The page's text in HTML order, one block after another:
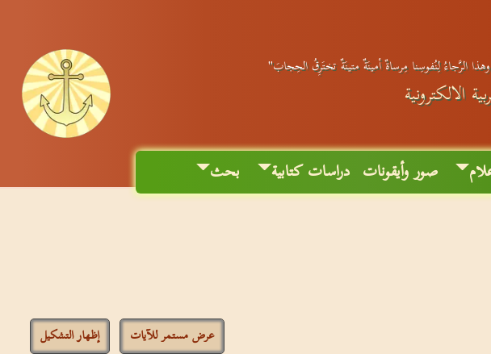
الرَّجاءُ لِنُفوسِنا مِرساةٌ أمينَةٌ متينَةٌ تختَرِقُ الحِجابَ"
الالكترونية
صور وأيقونات دراسات كتابية بحث
عرض مستمر للآيات إظهار التشكيل